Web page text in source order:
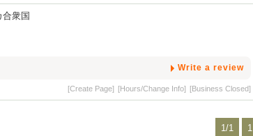
衆国
Write a review
[Create Page] [Hours/Change Info] [Business Closed]
1/1 1